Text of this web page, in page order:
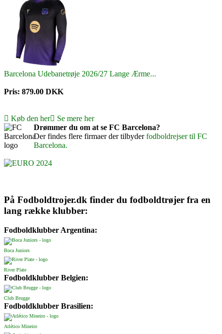
Barcelona Udebanetrøje 2026/27 Lange Ærme...
Pris: 879.00 DKK
Køb den her
Se mere her
Drømmer du om at se FC Barcelona?
Der findes flere firmaer der tilbyderfodboldrejser til FC
Barcelona.
På Fodboldtrojer.dk finder du fodboldtrøjer fra en
lang række klubber:
Fodboldklubber Argentina:
Boca Juniors
River Plate
Fodboldklubber Belgien:
Club Brugge
Fodboldklubber Brasilien:
Atlético Mineiro